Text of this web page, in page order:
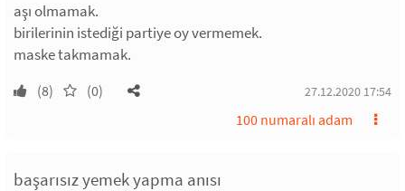
aşı olmamak.
birilerinin istediği partiye oy vermemek.
maske takmamak.
(8) (0) 27.12.2020 17:54
100 numaralı adam
başarısız yemek yapma anısı